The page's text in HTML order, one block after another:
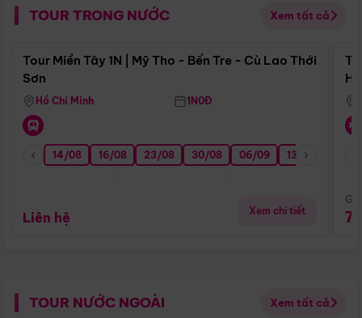
TOUR TRONG NƯỚC Xem tất cả
Điểm nổi bật
Tour Miền Tây 1N | Mỹ Tho - Bến Tre - Cù Lao Thới
Sơn
Hồ Chí Minh 1N0Đ
14/08 16/08 23/08 30/08 06/09 13/09
Liên hệ Xem chi tiết
TOUR NƯỚC NGOÀI Xem tất cả
Điểm nổi bật